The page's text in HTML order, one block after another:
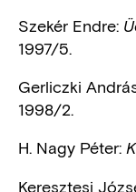
Szekér Endre:
1997/5.
Gerliczki
1998/2.
H. Nagy Péter:
Keresztesi